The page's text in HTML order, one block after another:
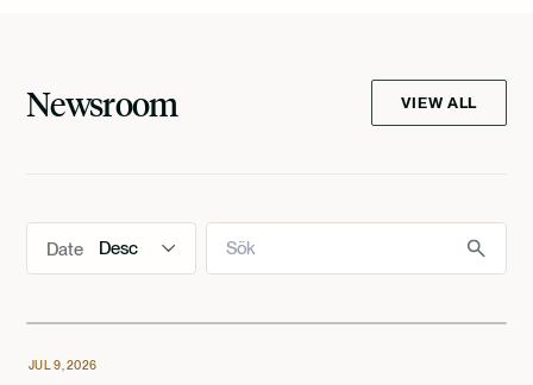
Newsroom VIEW ALL
Date
JUL 9, 2026